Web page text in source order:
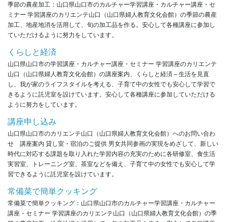
季節の農産加工：山口県山口市のカルチャー学習講座・カルチャー講座・セ
ミナー 学習講座のカリエンテ山口（山口県婦人教育文化会館）の季節の農産
加工、地産地消を活用して、旬の加工品を作る。安心して各種講座に参加し
ていただけるように努力をしています。
くらしと経済
山口県山口市の学習講座・カルチャー講座・セミナー 学習講座のカリエンテ
山口（山口県婦人教育文化会館）の講座案内、くらしと経済～生活を見直
し、我が家のライフスタイルを考える、子育て中の女性でも安心して学習で
きるように託児室を設けています。安心して各種講座に参加していただける
ように努力をしています。
講座申し込み
山口県山口市のカリエンテ山口（山口県婦人教育文化会館）へのお問い合わ
せ 講座案内 貸し室・宿泊のご提供 男女共同参画の実現をめざして、新しい
時代に対応する課題を取り入れた学習内容の充実のために各研修室、食生活
実習室、トレーニング室、茶室などを備え、子育て中の女性でも安心して学
習できるように託児室を設けています。
常備菜で簡単クッキング
常備菜で簡単クッキング：山口県山口市のカルチャー学習講座・カルチャー
講座・セミナー 学習講座のカリエンテ山口（山口県婦人教育文化会館）の季